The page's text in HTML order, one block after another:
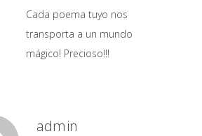
Cada poema tuyo nos
transporta a un mundo
mágico! Precioso!!!
admin